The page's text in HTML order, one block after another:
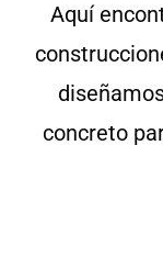
Aquí
concreto